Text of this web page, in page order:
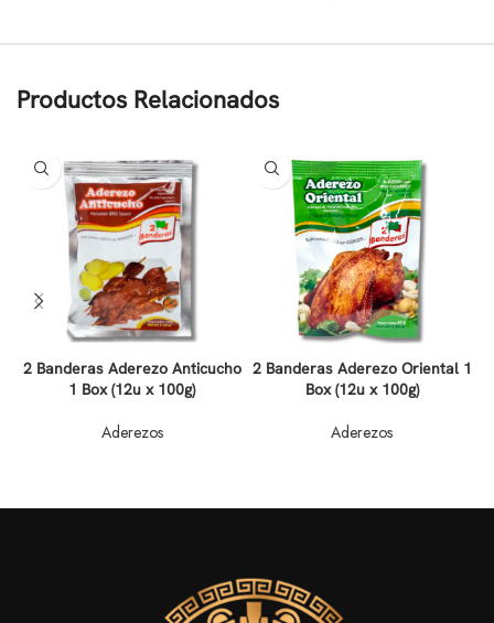
Productos Relacionados
2 Banderas Aderezo Anticucho
1 Box (12u x 100g)
Aderezos
2 Banderas Aderezo Oriental 1
Box (12u x 100g)
Aderezos